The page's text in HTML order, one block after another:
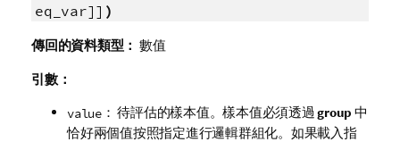
eq_var]] )
傳回的資料類型： 數值
引數：
value： 待評估的樣本值。樣本值必須透過group 中
恰好兩個值按照指定進行邏輯群組化。如果載入指